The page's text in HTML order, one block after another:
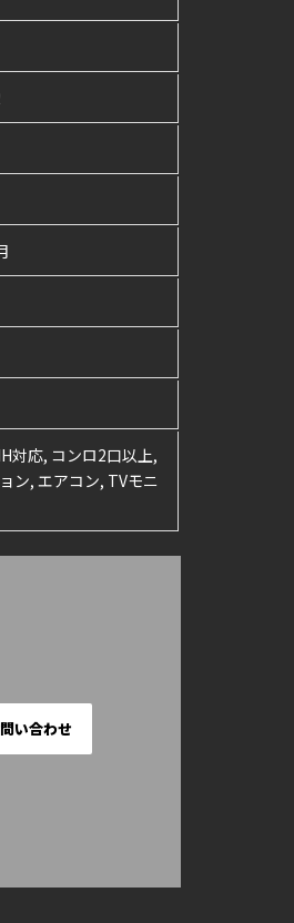
対応, コンロ2口以上,
ン, エアコン, TVモニ
い合わせ